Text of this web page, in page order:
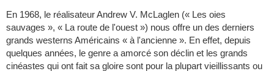
En 1968, le réalisateur Andrew V. McLaglen (« Les oies
sauvages », « La route de l'ouest ») nous offre un des derniers
grands westerns Américains « à l'ancienne ». En effet, depuis
quelques années, le genre a amorcé son déclin et les grands
cinéastes qui ont fait sa gloire sont pour la plupart vieillissants ou